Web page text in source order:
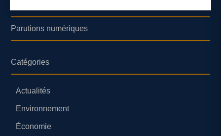
Parutions numériques
Catégories
Actualités
Environnement
Économie